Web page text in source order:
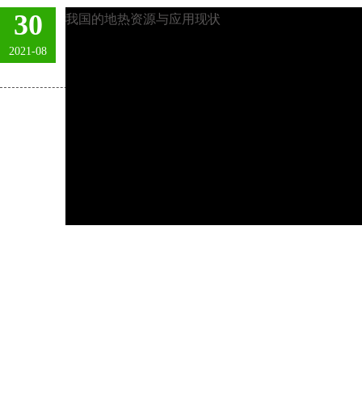
30
2021-08
我国的地热资源与应用现状